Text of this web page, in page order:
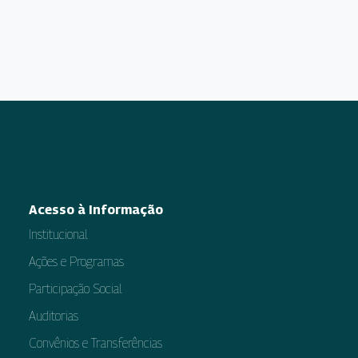
Acesso à Informação
Institucional
Ações e Programas
Participação Social
Auditorias
Convênios e Transferências